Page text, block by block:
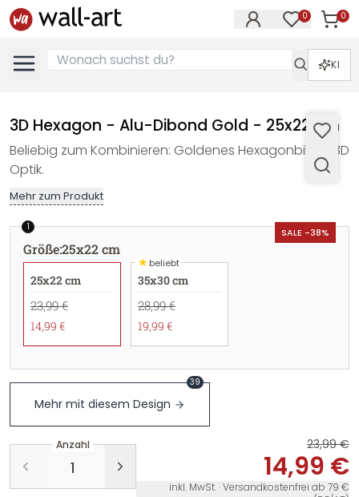
0 0
KI
3D Hexagon - Alu-Dibond Gold - 25x22 cm
Beliebig zum Kombinieren: Goldenes Hexagonbild in 3D
Optik.
Mehr zum Produkt
SALE -38%
1
Größe:25x22 cm
25x22 cm
23,99 €
14,99 €
★beliebt
35x30 cm
28,99 €
19,99 €
Mehr mit diesem Design
39
Anzahl 23,99 €
14,99 €
inkl. MwSt. · Versandkostenfrei ab 79 €